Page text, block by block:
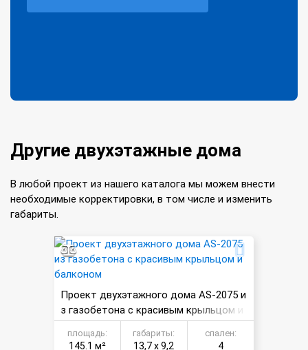
Другие двухэтажные дома
В любой проект из нашего каталога мы можем внести
необходимые корректировки, в том числе и изменить
габариты.
Проект двухэтажного дома AS-2075 и
з газобетона с красивым крыльцом и
балконом
площадь:
145.1 м²
габариты:
13,7 х 9,2
спален:
4